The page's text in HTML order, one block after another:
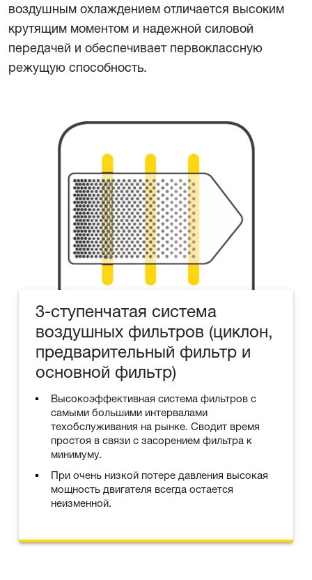
воздушным охлаждением отличается высоким
крутящим моментом и надежной силовой
передачей и обеспечивает первоклассную
режущую способность.
3-ступенчатая система
воздушных фильтров (циклон,
предварительный фильтр и
основной фильтр)
Высокоэффективная система фильтров с
самыми большими интервалами
техобслуживания на рынке. Сводит время
простоя в связи с засорением фильтра к
минимуму.
При очень низкой потере давления высокая
мощность двигателя всегда остается
неизменной.